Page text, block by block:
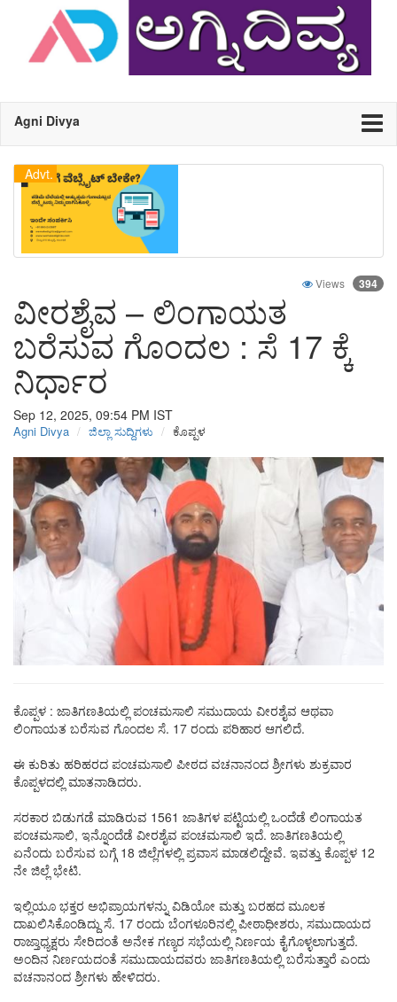
Agni Divya
Advt.
Views 394
ವೀರಶೈವ – ಲಿಂಗಾಯತ
ಬರೆಸುವ ಗೊಂದಲ : ಸೆ 17 ಕ್ಕೆ
ನಿರ್ಧಾರ
Sep 12, 2025, 09:54 PM IST
Agni Divya ಜಿಲ್ಲಾ ಸುದ್ದಿಗಳು ಕೊಪ್ಪಳ
ಕೊಪ್ಪಳ : ಜಾತಿಗಣತಿಯಲ್ಲಿ ಪಂಚಮಸಾಲಿ ಸಮುದಾಯ ವೀರಶೈವ ಆಥವಾ
ಲಿಂಗಾಯತ ಬರೆಸುವ ಗೊಂದಲ ಸೆ. 17 ರಂದು ಪರಿಹಾರ ಆಗಲಿದೆ.
ಈ ಕುರಿತು ಹರಿಹರದ ಪಂಚಮಸಾಲಿ ಪೀಠದ ವಚನಾನಂದ ಶ್ರೀಗಳು ಶುಕ್ರವಾರ
ಕೊಪ್ಪಳದಲ್ಲಿ ಮಾತನಾಡಿದರು.
ಸರಕಾರ ಬಿಡುಗಡೆ ಮಾಡಿರುವ 1561 ಜಾತಿಗಳ ಪಟ್ಟಿಯಲ್ಲಿ ಒಂದೆಡೆ ಲಿಂಗಾಯತ
ಪಂಚಮಸಾಲಿ, ಇನ್ನೊಂದೆಡೆ ವೀರಶೈವ ಪಂಚಮಸಾಲಿ ಇದೆ. ಜಾತಿಗಣತಿಯಲ್ಲಿ
ಏನೆಂದು ಬರೆಸುವ ಬಗ್ಗೆ 18 ಜಿಲ್ಲೆಗಳಲ್ಲಿ ಪ್ರವಾಸ ಮಾಡಲಿದ್ದೇವೆ. ಇವತ್ತು ಕೊಪ್ಪಳ 12
ನೇ ಜಿಲ್ಲೆ ಭೇಟಿ.
ಇಲ್ಲಿಯೂ ಭಕ್ತರ ಅಭಿಪ್ರಾಯಗಳನ್ನು ವಿಡಿಯೋ ಮತ್ತು ಬರಹದ ಮೂಲಕ
ದಾಖಲಿಸಿಕೊಂಡಿದ್ದು ಸೆ. 17 ರಂದು ಬೆಂಗಳೂರಿನಲ್ಲಿ ಪೀಠಾಧೀಶರು, ಸಮುದಾಯದ
ರಾಜ್ತಾಧ್ಯಕ್ಷರು ಸೇರಿದಂತೆ ಅನೇಕ ಗಣ್ಯರ ಸಭೆಯಲ್ಲಿ ನಿರ್ಣಯ ಕೈಗೊಳ್ಳಲಾಗುತ್ತದೆ.
ಅಂದಿನ ನಿರ್ಣಯದಂತೆ ಸಮುದಾಯದವರು ಜಾತಿಗಣತಿಯಲ್ಲಿ ಬರೆಸುತ್ತಾರೆ ಎಂದು
ವಚನಾನಂದ ಶ್ರೀಗಳು ಹೇಳಿದರು.